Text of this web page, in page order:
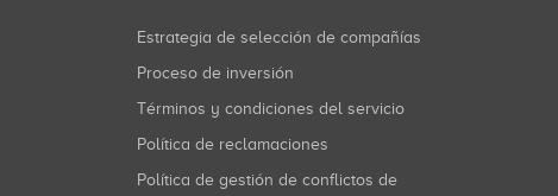
Estrategia de selección de compañías
Proceso de inversión
Términos y condiciones del servicio
Política de reclamaciones
Política de gestión de conflictos de